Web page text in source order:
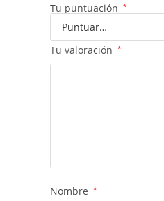
Tu puntuación *
Tu valoración *
Nombre *